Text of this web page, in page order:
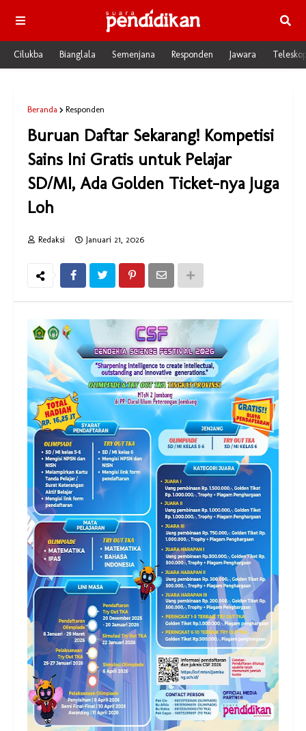
Cilukba Bianglala Semenjana Responden Jawara
Beranda Responden
Buruan Daftar Sekarang! Kompetisi
Sains Ini Gratis untuk Pelajar
SD/MI, Ada Golden Ticket-nya Juga
Loh
Redaksi Januari 21, 2026